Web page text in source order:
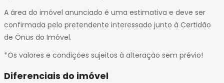
A área do imóvel anunciado é uma estimativa e deve ser
confirmada pelo pretendente interessado junto à Certidão
de Ônus do Imóvel.
*Os valores e condições sujeitos à alteração sem prévio!
Diferenciais do imóvel